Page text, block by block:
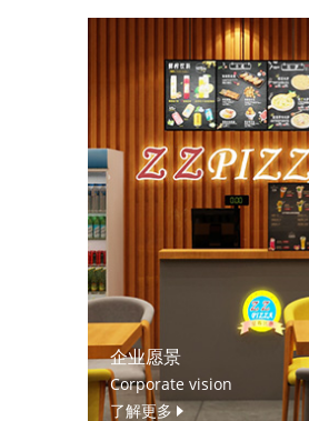
企业愿景
Corporate vision
了解更多